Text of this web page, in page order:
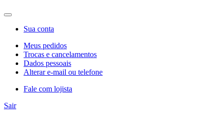
Sua conta
Meus pedidos
Trocas e cancelamentos
Dados pessoais
Alterar e-mail ou telefone
Fale com lojista
Sair